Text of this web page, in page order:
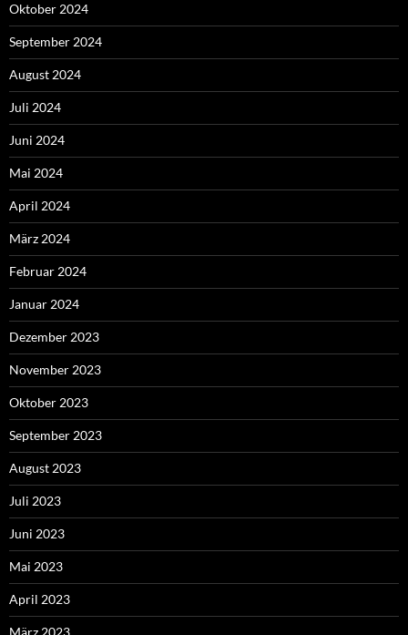
Oktober 2024
September 2024
August 2024
Juli 2024
Juni 2024
Mai 2024
April 2024
März 2024
Februar 2024
Januar 2024
Dezember 2023
November 2023
Oktober 2023
September 2023
August 2023
Juli 2023
Juni 2023
Mai 2023
April 2023